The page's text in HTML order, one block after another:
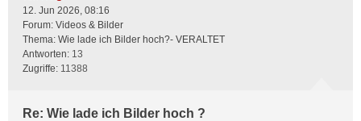
12. Jun 2026, 08:16
Forum: Videos & Bilder
Thema: Wie lade ich Bilder hoch?- VERALTET
Antworten: 13
Zugriffe: 11388
Re: Wie lade ich Bilder hoch ?